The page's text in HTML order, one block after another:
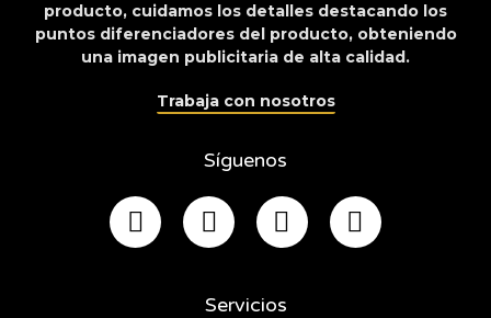
producto, cuidamos los detalles destacando los
puntos diferenciadores del producto, obteniendo
una imagen publicitaria de alta calidad.
Trabaja con nosotros
Síguenos
Servicios